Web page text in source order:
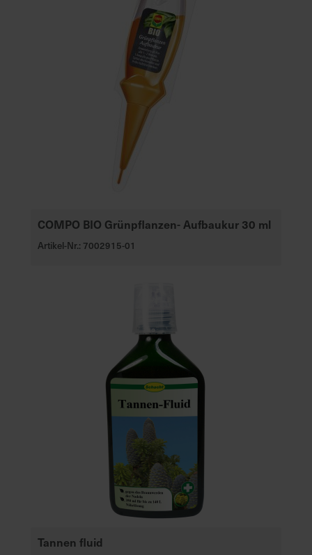
COMPO BIO Grünpflanzen- Aufbaukur 30 ml
Artikel-Nr.: 7002915-01
Tannen fluid